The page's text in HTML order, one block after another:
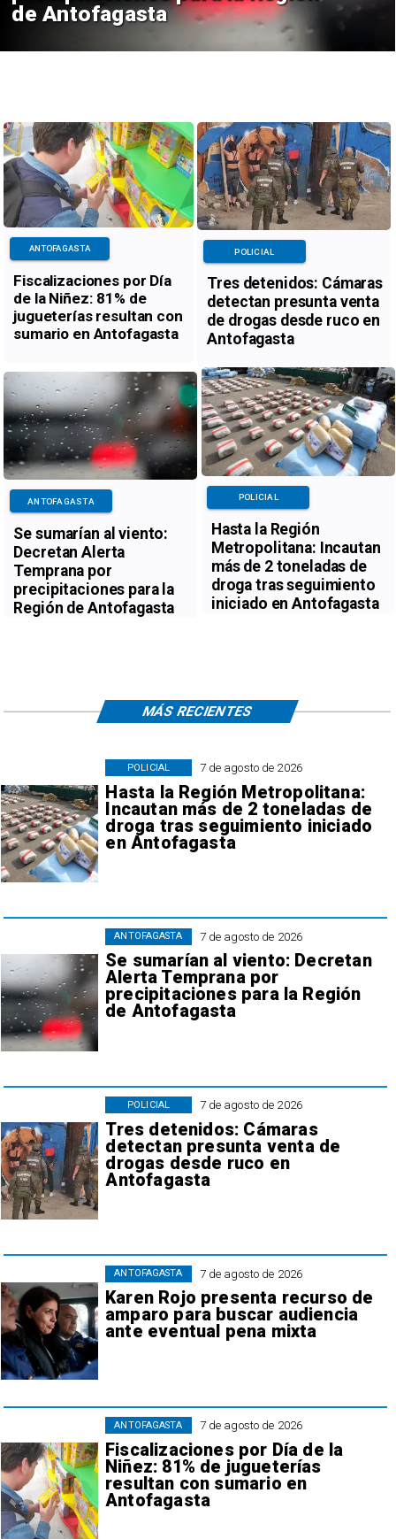
de Antofagasta
Fiscalizaciones por Día
de la Niñez: 81% de
jugueterías resultan con
sumario en Antofagasta
ANTOFAGASTA
Tres detenidos: Cámaras
detectan presunta venta
de drogas desde ruco en
Antofagasta
POLICIAL
Se sumarían al viento:
Decretan Alerta
Temprana por
precipitaciones para la
Región de Antofagasta
ANTOFAGASTA
Hasta la Región
Metropolitana: Incautan
más de 2 toneladas de
droga tras seguimiento
iniciado en Antofagasta
POLICIAL
7 de agosto de 2026
Hasta la Región Metropolitana:
Incautan más de 2 toneladas de
droga tras seguimiento iniciado
en Antofagasta
POLICIAL
7 de agosto de 2026
Se sumarían al viento: Decretan
Alerta Temprana por
precipitaciones para la Región
de Antofagasta
ANTOFAGASTA
7 de agosto de 2026
Tres detenidos: Cámaras
detectan presunta venta de
drogas desde ruco en
Antofagasta
POLICIAL
7 de agosto de 2026
Karen Rojo presenta recurso de
amparo para buscar audiencia
ante eventual pena mixta
ANTOFAGASTA
7 de agosto de 2026
Fiscalizaciones por Día de la
Niñez: 81% de jugueterías
resultan con sumario en
Antofagasta
ANTOFAGASTA
MÁS RECIENTES